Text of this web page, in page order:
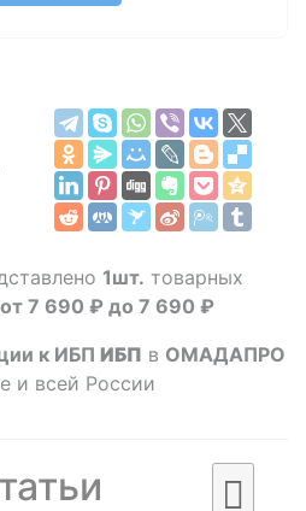
1шт. товарных
от 7 690 ₽ до 7 690 ₽
к ИБП ИБП в ОМАДАПРО
и всей России